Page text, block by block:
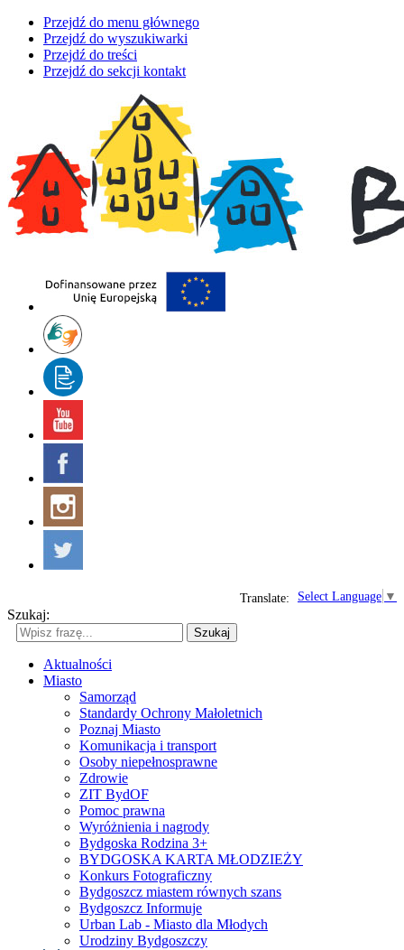
Przejdź do menu głównego
Przejdź do wyszukiwarki
Przejdź do treści
Przejdź do sekcji kontakt
Select Language ▼
Translate:
Szukaj:
Szukaj
Aktualności
Miasto
Samorząd
Standardy Ochrony Małoletnich
Poznaj Miasto
Komunikacja i transport
Osoby niepełnosprawne
Zdrowie
ZIT BydOF
Pomoc prawna
Wyróżnienia i nagrody
Bydgoska Rodzina 3+
BYDGOSKA KARTA MŁODZIEŻY
Konkurs Fotograficzny
Bydgoszcz miastem równych szans
Bydgoszcz Informuje
Urban Lab - Miasto dla Młodych
Urodziny Bydgoszczy